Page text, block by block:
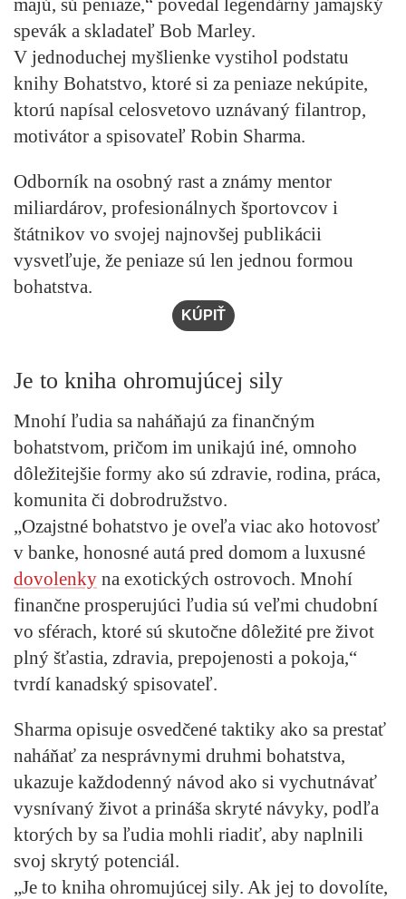
spevák a skladateľ Bob Marley.
V jednoduchej myšlienke vystihol podstatu
knihy Bohatstvo, ktoré si za peniaze nekúpite,
ktorú napísal celosvetovo uznávaný filantrop,
motivátor a spisovateľ Robin Sharma.
Odborník na osobný rast a známy mentor
miliardárov, profesionálnych športovcov i
štátnikov vo svojej najnovšej publikácii
vysvetľuje, že peniaze sú len jednou formou
bohatstva.
KÚPIŤ
Je to kniha ohromujúcej sily
Mnohí ľudia sa naháňajú za finančným
bohatstvom, pričom im unikajú iné, omnoho
dôležitejšie formy ako sú zdravie, rodina, práca,
komunita či dobrodružstvo.
„Ozajstné bohatstvo je oveľa viac ako hotovosť
v banke, honosné autá pred domom a luxusné
dovolenky na exotických ostrovoch. Mnohí
finančne prosperujúci ľudia sú veľmi chudobní
vo sférach, ktoré sú skutočne dôležité pre život
plný šťastia, zdravia, prepojenosti a pokoja,“
tvrdí kanadský spisovateľ.
Sharma opisuje osvedčené taktiky ako sa prestať
naháňať za nesprávnymi druhmi bohatstva,
ukazuje každodenný návod ako si vychutnávať
vysnívaný život a prináša skryté návyky, podľa
ktorých by sa ľudia mohli riadiť, aby naplnili
svoj skrytý potenciál.
„Je to kniha ohromujúcej sily. Ak jej to dovolíte,